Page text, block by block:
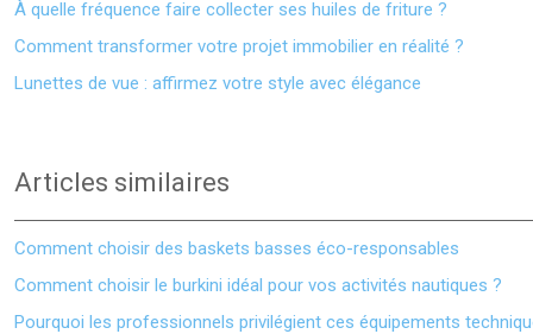
À quelle fréquence faire collecter ses huiles de friture ?
Comment transformer votre projet immobilier en réalité ?
Lunettes de vue : affirmez votre style avec élégance
Articles similaires
Comment choisir des baskets basses éco-responsables
Comment choisir le burkini idéal pour vos activités nautiques ?
Pourquoi les professionnels privilégient ces équipements